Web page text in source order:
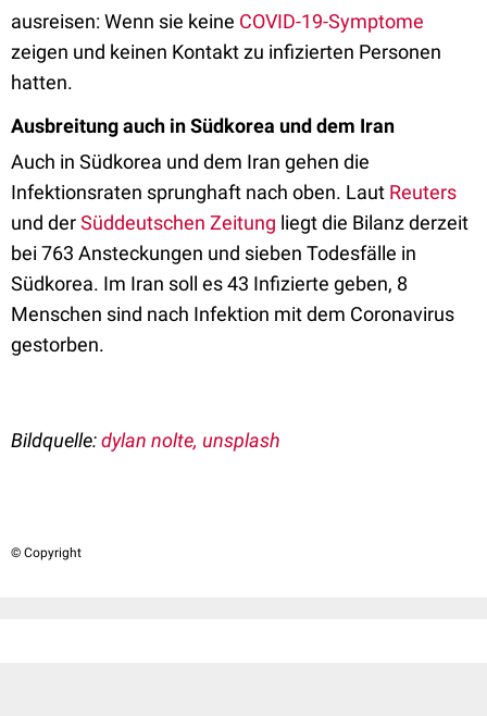
ausreisen: Wenn sie keine COVID-19-Symptome
zeigen und keinen Kontakt zu infizierten Personen
hatten.
Ausbreitung auch in Südkorea und dem Iran
Auch in Südkorea und dem Iran gehen die
Infektionsraten sprunghaft nach oben. Laut Reuters
und derSüddeutschen Zeitung liegt die Bilanz derzeit
bei 763 Ansteckungen und sieben Todesfälle in
Südkorea. Im Iran soll es 43 Infizierte geben, 8
Menschen sind nach Infektion mit dem Coronavirus
gestorben.
Bildquelle:dylan nolte, unsplash
© Copyright